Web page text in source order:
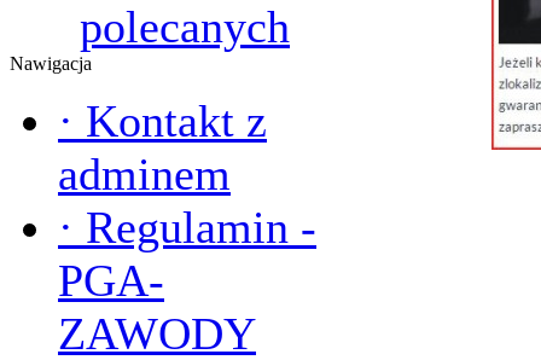
polecanych
Nawigacja
· Kontakt z
adminem
· Regulamin -
PGA-
ZAWODY